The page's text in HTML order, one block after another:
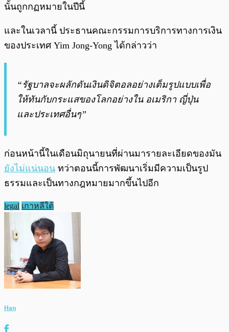
นั้นถูกกฏหมายในปีนี้
และในเวลานี้ ประธานคณะกรรมการบริการทางการเงิน
ของประเทศ Yim Jong-Yong ได้กล่าวว่า
“รัฐบาลจะผลักดันเงินดิจิตอลอย่างเต็มรูปแบบเพื่อ
ให้ทันกับกระแสของโลกอย่างใน อเมริกา ญี่ปุ่น
และประเทศอื่นๆ”
ก่อนหน้านี้ในเดือนมิถุนายนที่ผ่านมารายละเอียดของมัน
ยังไม่แน่นอน ทว่าตอนนี้การพัฒนาเริ่มมีความเป็นรูป
ธรรมและเป็นทางกฎหมายมากขึ้นไปอีก
legal เกาหลีใต้
Han